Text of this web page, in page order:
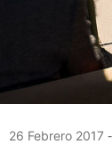
26 Febrero 2017